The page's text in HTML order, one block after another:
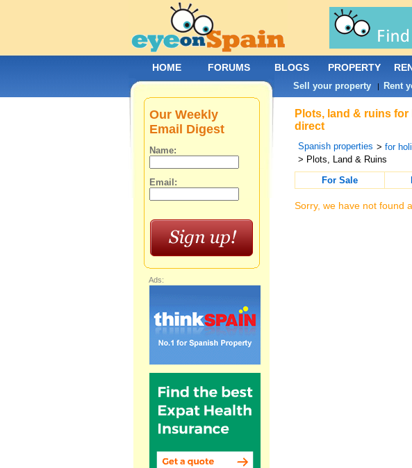
Plots, land & ruins
direct
Spanish properties > for
> Plots, Land & Ruins
For Sale
Sorry, we have not found
Our Weekly
Email Digest
Name:
Email:
Ads:
HOME FORUMS BLOGS PROPERTY
Sell your property| Rent